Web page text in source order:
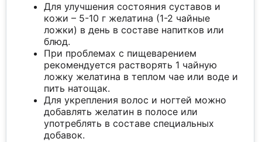
Для улучшения состояния суставов и
кожи – 5-10 г желатина (1-2 чайные
ложки) в день в составе напитков или
блюд.
При проблемах с пищеварением
рекомендуется растворять 1 чайную
ложку желатина в теплом чае или воде и
пить натощак.
Для укрепления волос и ногтей можно
добавлять желатин в полосе или
употреблять в составе специальных
добавок.